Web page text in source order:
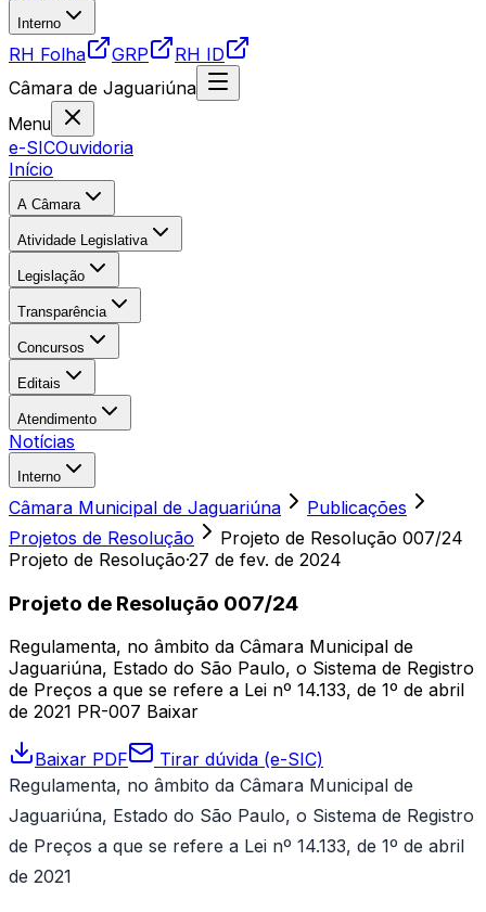
Interno
RH Folha GRP
RH ID
Câmara de Jaguariúna
Menu
e-SICOuvidoria
Início
A Câmara
Atividade Legislativa
Legislação
Transparência
Concursos
Editais
Atendimento
Notícias
Interno
Câmara Municipal de Jaguariúna
Publicações
Projetos de Resolução
Projeto de Resolução 007/24
Projeto de Resolução·27 de fev. de 2024
Projeto de Resolução 007/24
Regulamenta, no âmbito da Câmara Municipal de
Jaguariúna, Estado do São Paulo, o Sistema de Registro
de Preços a que se refere a Lei nº 14.133, de 1º de abril
de 2021 PR-007 Baixar
Baixar PDF
Tirar dúvida (e-SIC)
Regulamenta, no âmbito da Câmara Municipal de
Jaguariúna, Estado do São Paulo, o Sistema de Registro
de Preços a que se refere a Lei nº 14.133, de 1º de abril
de 2021